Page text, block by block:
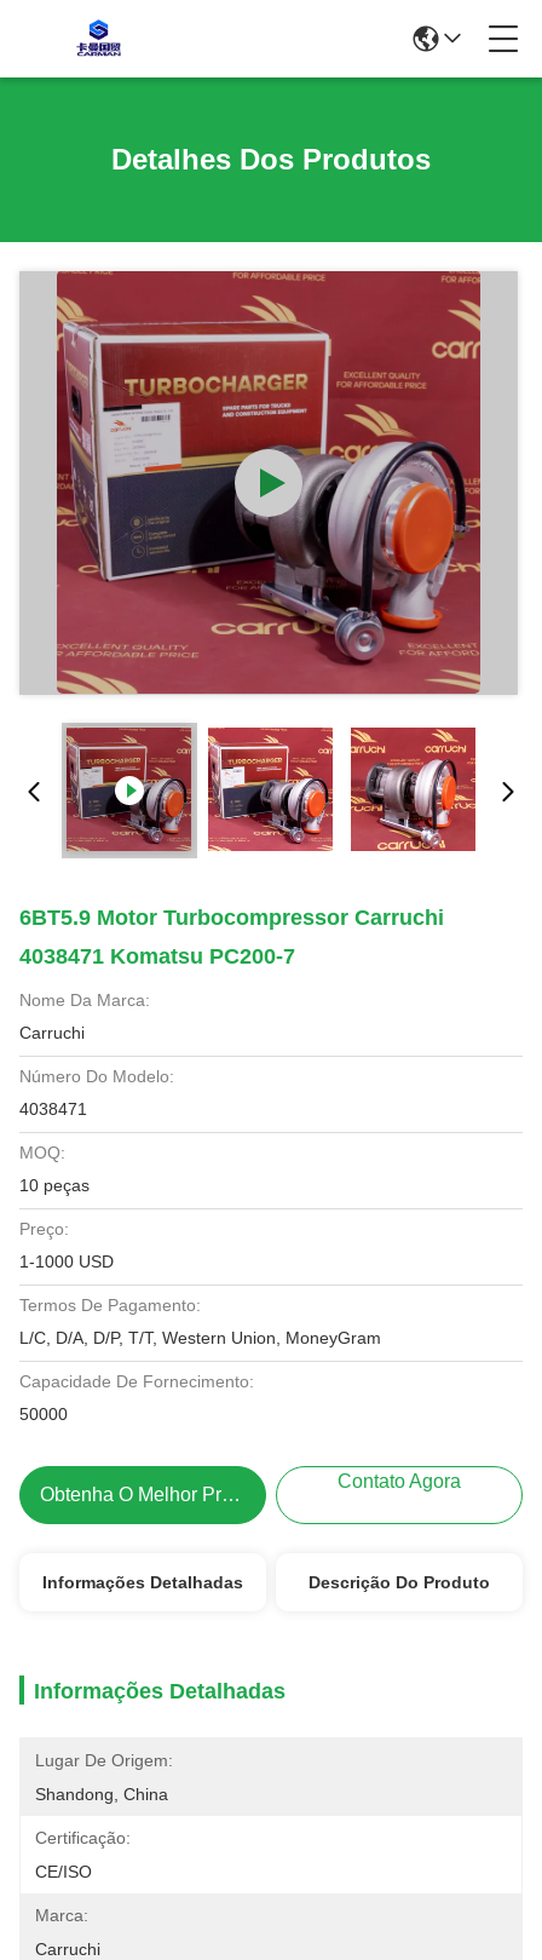
Detalhes Dos Produtos
6BT5.9 Motor Turbocompressor Carruchi
4038471 Komatsu PC200-7
Nome Da Marca:
Carruchi
Número Do Modelo:
4038471
MOQ:
10 peças
Preço:
1-1000 USD
Termos De Pagamento:
L/C, D/A, D/P, T/T, Western Union, MoneyGram
Capacidade De Fornecimento:
50000
Obtenha O Melhor Preço
Contato Agora
Informações Detalhadas Descrição Do Produto
Informações Detalhadas
Lugar De Origem:
Shandong, China
Certificação:
CE/ISO
Marca:
Carruchi